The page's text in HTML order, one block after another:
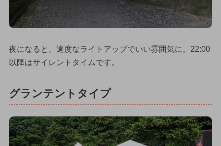
夜になると、適度なライトアップでいい雰囲気に。22:00
以降はサイレントタイムです。
グランテントタイプ